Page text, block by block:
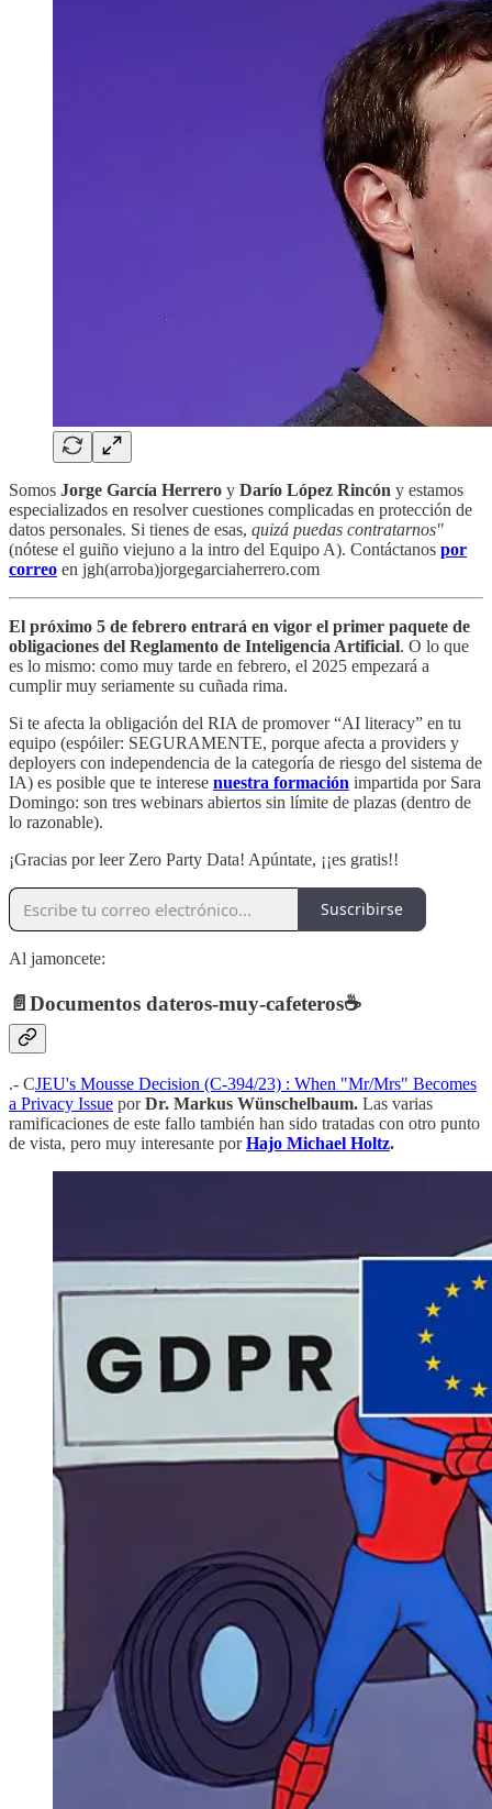
Somos Jorge García Herrero y Darío López Rincón y estamos
especializados en resolver cuestiones complicadas en protección de
datos personales. Si tienes de esas, quizá puedas contratarnos"
(nótese el guiño viejuno a la intro del Equipo A). Contáctanos por
correo en jgh(arroba)jorgegarciaherrero.com
El próximo 5 de febrero entrará en vigor el primer paquete de
obligaciones del Reglamento de Inteligencia Artificial. O lo que
es lo mismo: como muy tarde en febrero, el 2025 empezará a
cumplir muy seriamente su cuñada rima.
Si te afecta la obligación del RIA de promover “AI literacy” en tu
equipo (espóiler: SEGURAMENTE, porque afecta a providers y
deployers con independencia de la categoría de riesgo del sistema de
IA) es posible que te interese nuestra formación impartida por Sara
Domingo: son tres webinars abiertos sin límite de plazas (dentro de
lo razonable).
¡Gracias por leer Zero Party Data! Apúntate, ¡¡es gratis!!
Suscribirse
Al jamoncete:
📄 Documentos dateros-muy-cafeteros☕️
.- CJEU's Mousse Decision (C-394/23) : When "Mr/Mrs" Becomes
a Privacy Issue porDr. Markus Wünschelbaum. Las varias
ramificaciones de este fallo también han sido tratadas con otro punto
de vista, pero muy interesante porHajo Michael Holtz.